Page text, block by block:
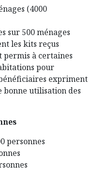
(4000
sur 500 ménages
les kits reçus
permis à certaines
pour
expriment
bonne utilisation des
personnes